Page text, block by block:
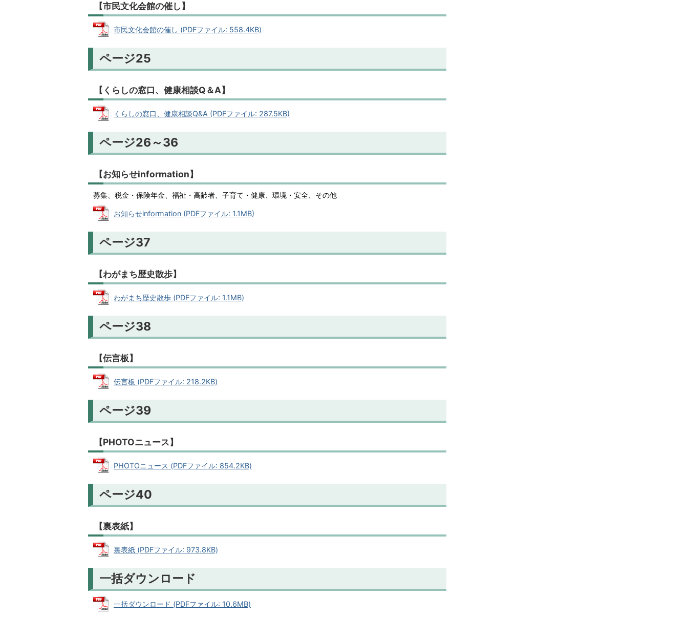
【市民文化会館の催し】
市民文化会館の催し (PDFファイル: 558.4KB)
ページ25
【くらしの窓口、健康相談Q＆A】
くらしの窓口、健康相談Q&A (PDFファイル: 287.5KB)
ページ26～36
【お知らせinformation】
募集、税金・保険年金、福祉・高齢者、子育て・健康、環境・安全、その他
お知らせinformation (PDFファイル: 1.1MB)
ページ37
【わがまち歴史散歩】
わがまち歴史散歩 (PDFファイル: 1.1MB)
ページ38
【伝言板】
伝言板 (PDFファイル: 218.2KB)
ページ39
【PHOTOニュース】
PHOTOニュース (PDFファイル: 854.2KB)
ページ40
【裏表紙】
裏表紙 (PDFファイル: 973.8KB)
一括ダウンロード
一括ダウンロード (PDFファイル: 10.6MB)